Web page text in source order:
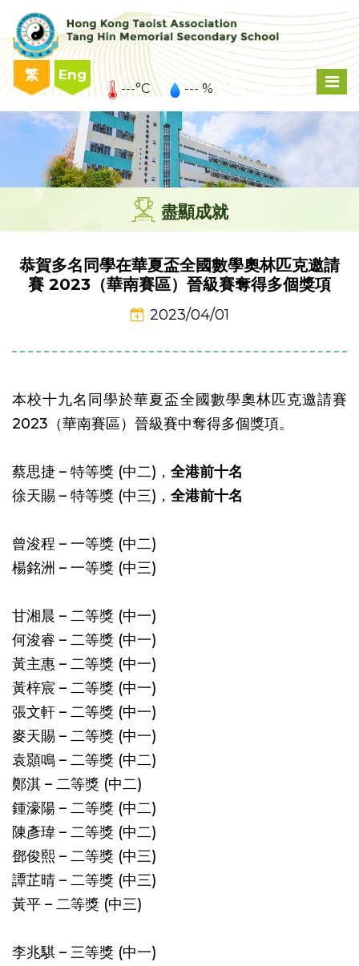
繁 Eng
---°C --- %
盡顯成就
恭賀多名同學在華夏盃全國數學奧林匹克邀請
賽 2023（華南賽區）晉級賽奪得多個獎項
2023/04/01
本校十九名同學於華夏盃全國數學奧林匹克邀請賽
2023（華南賽區）晉級賽中奪得多個獎項。
蔡思捷 – 特等獎 (中二)， 全港前十名
徐天賜 – 特等獎 (中三)， 全港前十名
曾浚程 – 一等獎 (中二)
楊銘洲 – 一等獎 (中三)
甘湘晨 – 二等獎 (中一)
何浚睿 – 二等獎 (中一)
黃主惠 – 二等獎 (中一)
黃梓宸 – 二等獎 (中一)
張文軒 – 二等獎 (中一)
麥天賜 – 二等獎 (中一)
袁顥鳴 – 二等獎 (中二)
鄭淇 – 二等獎 (中二)
鍾濠陽 – 二等獎 (中二)
陳彥瑋 – 二等獎 (中二)
鄧俊熙 – 二等獎 (中三)
譚芷晴 – 二等獎 (中三)
黃平 – 二等獎 (中三)
李兆騏 – 三等獎 (中一)